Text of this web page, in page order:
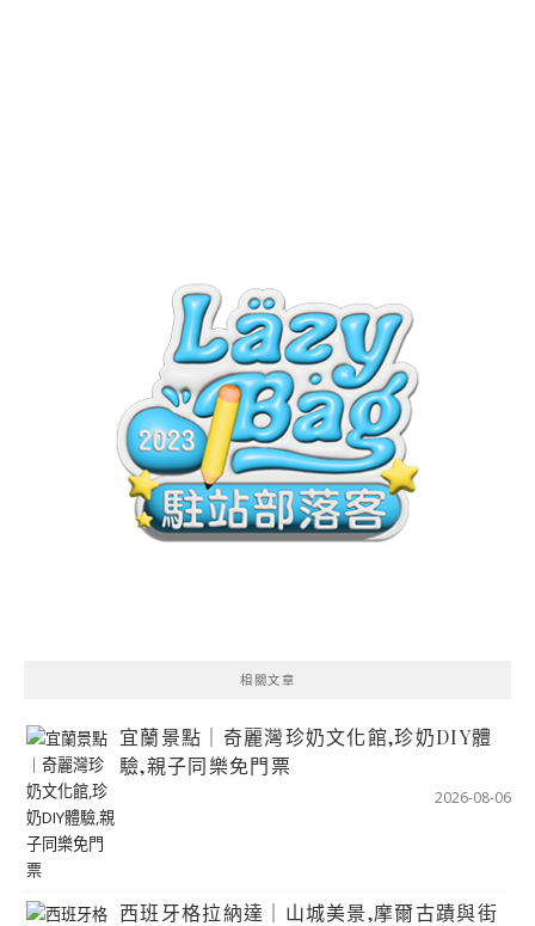
相關文章
宜蘭景點｜奇麗灣珍奶文化館,珍奶DIY體
驗,親子同樂免門票
2026-08-06
西班牙格拉納達｜山城美景,摩爾古蹟與街